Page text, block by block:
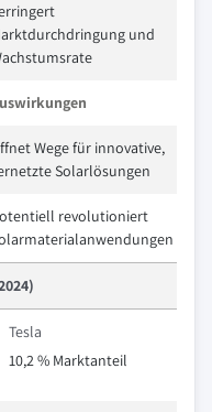
und
Wege für innovative,
Solarlösungen
revolutioniert
Tesla
10,2 % Marktanteil